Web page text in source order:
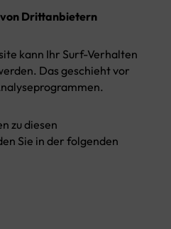
von Drittanbietern
kann Ihr Surf-Verhalten
Das geschieht vor
zu diesen
Sie in der folgenden